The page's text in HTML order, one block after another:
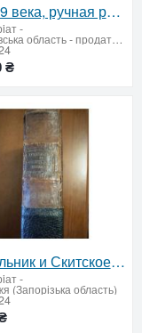
Роял 19 века, ручная работа — редкий антиквариат
-
Київ (Київська область - продати купити)
₴
Правильник и Скитское покание, Почаевская Лавра, 1880 г.
-
(Запорізька область)